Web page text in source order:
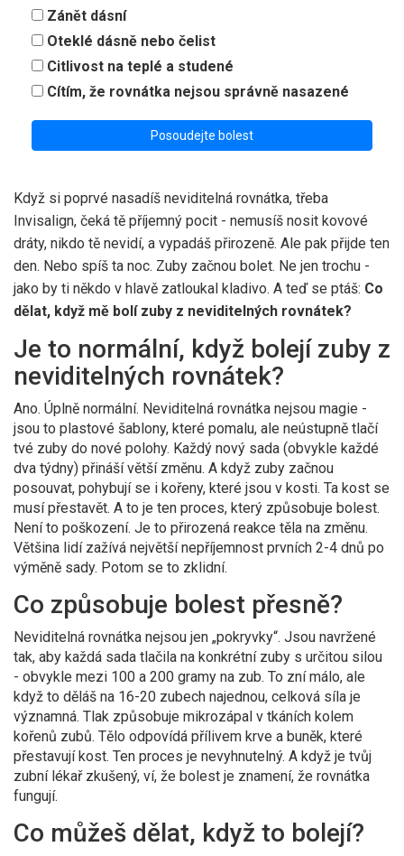
Zánět dásní
Oteklé dásně nebo čelist
Citlivost na teplé a studené
Cítím, že rovnátka nejsou správně nasazené
Posoudejte bolest
Když si poprvé nasadíš neviditelná rovnátka, třeba
Invisalign, čeká tě příjemný pocit - nemusíš nosit kovové
dráty, nikdo tě nevidí, a vypadáš přirozeně. Ale pak přijde ten
den. Nebo spíš ta noc. Zuby začnou bolet. Ne jen trochu -
jako by ti někdo v hlavě zatloukal kladivo. A teď se ptáš: Co
dělat, když mě bolí zuby z neviditelných rovnátek?
Je to normální, když bolejí zuby z
neviditelných rovnátek?
Ano. Úplně normální. Neviditelná rovnátka nejsou magie -
jsou to plastové šablony, které pomalu, ale neústupně tlačí
tvé zuby do nové polohy. Každý nový sada (obvykle každé
dva týdny) přináší větší změnu. A když zuby začnou
posouvat, pohybují se i kořeny, které jsou v kosti. Ta kost se
musí přestavět. A to je ten proces, který způsobuje bolest.
Není to poškození. Je to přirozená reakce těla na změnu.
Většina lidí zažívá největší nepříjemnost prvních 2-4 dnů po
výměně sady. Potom se to zklidní.
Co způsobuje bolest přesně?
Neviditelná rovnátka nejsou jen „pokryvky“. Jsou navržené
tak, aby každá sada tlačila na konkrétní zuby s určitou silou
- obvykle mezi 100 a 200 gramy na zub. To zní málo, ale
když to děláš na 16-20 zubech najednou, celková síla je
významná. Tlak způsobuje mikrozápal v tkáních kolem
kořenů zubů. Tělo odpovídá přílivem krve a buněk, které
přestavují kost. Ten proces je nevyhnutelný. A když je tvůj
zubní lékař zkušený, ví, že bolest je znamení, že rovnátka
fungují.
Co můžeš dělat, když to bolejí?